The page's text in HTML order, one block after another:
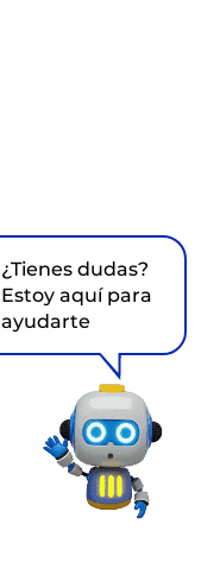
¿Tienes dudas?
Estoy aquí para
ayudarte